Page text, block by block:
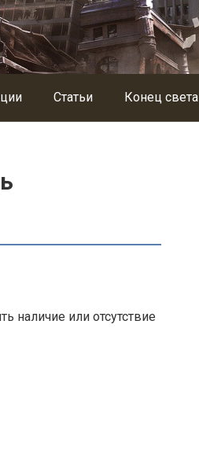
Статьи Конец света
наличие или отсутствие